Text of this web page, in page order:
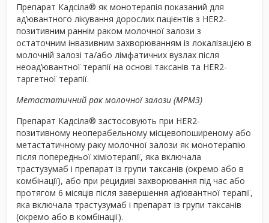
Препарат Кадсіла® як монотерапія показаний для
ад’ювантного лікування дорослих пацієнтів з HER2-
позитивним раннім раком молочної залози з
остаточним інвазивним захворюванням із локалізацією в
молочній залозі та/або лімфатичних вузлах після
неоад’ювантної терапії на основі таксанів та HER2-
таргетної терапії.
Метастатичний рак молочної залози (MРМЗ)
Препарат Кадсіла® застосовують при HER2-
позитивному неоперабельному місцевопоширеному або
метастатичному раку молочної залози як монотерапію
після попередньої хіміотерапії, яка включала
трастузумаб і препарат із групи таксанів (окремо або в
комбінації), або при рецидиві захворювання під час або
протягом 6 місяців після завершення ад’ювантної терапії,
яка включала трастузумаб і препарат із групи таксанів
(окремо або в комбінації).